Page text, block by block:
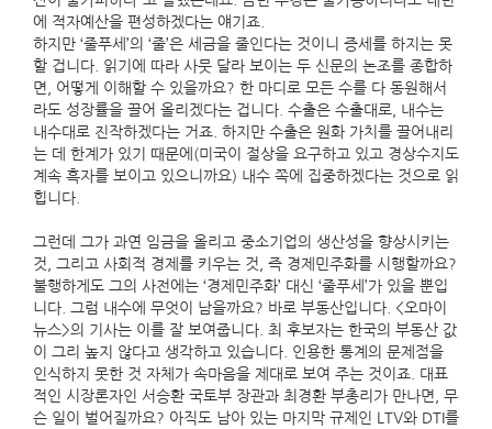
에 적자예산을 편성하겠다는 얘기죠.
하지만 ‘줄푸세’의 ‘줄’은 세금을 줄인다는 것이니 증세를 하지는 못
할 겁니다. 읽기에 따라 사뭇 달라 보이는 두 신문의 논조를 종합하
면, 어떻게 이해할 수 있을까요? 한 마디로 모든 수를 다 동원해서
라도 성장률을 끌어 올리겠다는 겁니다. 수출은 수출대로, 내수는
내수대로 진작하겠다는 거죠. 하지만 수출은 원화 가치를 끌어내리
는 데 한계가 있기 때문에(미국이 절상을 요구하고 있고 경상수지도
계속 흑자를 보이고 있으니까요) 내수 쪽에 집중하겠다는 것으로 읽
힙니다.
그런데 그가 과연 임금을 올리고 중소기업의 생산성을 향상시키는
것, 그리고 사회적 경제를 키우는 것, 즉 경제민주화를 시행할까요?
불행하게도 그의 사전에는 ‘경제민주화’ 대신 ‘줄푸세’가 있을 뿐입
니다. 그럼 내수에 무엇이 남을까요? 바로 부동산입니다. <오마이
뉴스>의 기사는 이를 잘 보여줍니다. 최 후보자는 한국의 부동산 값
이 그리 높지 않다고 생각하고 있습니다. 인용한 통계의 문제점을
인식하지 못한 것 자체가 속마음을 제대로 보여 주는 것이죠. 대표
적인 시장론자인 서승환 국토부 장관과 최경환 부총리가 만나면, 무
슨 일이 벌어질까요? 아직도 남아 있는 마지막 규제인 LTV와 DTI를